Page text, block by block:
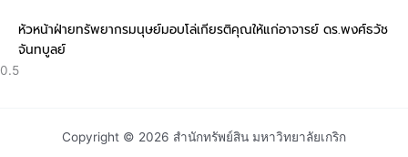
หัวหน้าฝ่ายทรัพยากรมนุษย์มอบโล่เกียรติคุณให้แก่อาจารย์ ดร.พงศ์ธวัช
จันทบูลย์
Copyright © 2026 สำนักทรัพย์สิน มหาวิทยาลัยเกริก